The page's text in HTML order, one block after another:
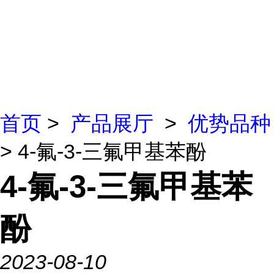
首页 > 产品展厅 > 优势品种
> 4-氟-3-三氟甲基苯酚
4-氟-3-三氟甲基苯
酚
2023-08-10